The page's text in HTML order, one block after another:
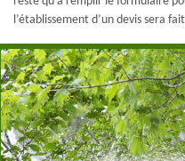
l’établissement d’un devis sera